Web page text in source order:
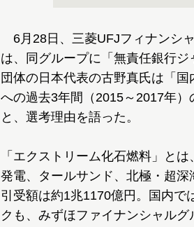
6月28日、三菱UFJフィナンシ
は、同グループに「無責任銀行
団体の日本代表の古野真氏は「
への過去3年間（2015～2017年）
と、選考理由を語った。
「エクストリーム化石燃料」と
発電、タールサンド、北極・超深
引受額は約1兆1170億円。国内で
クも、みずほファイナンシャル